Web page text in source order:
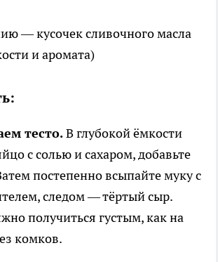
— кусочек сливочного масла
и аромата)
тесто.В глубокой ёмкости
с солью и сахаром, добавьте
постепенно всыпайте муку с
следом — тёртый сыр.
получиться густым, как на
комков.